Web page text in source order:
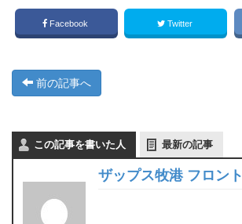
Facebook Twitter
前の記事へ
この記事を書いた人 最新の記事
ザップス牧港 フロント